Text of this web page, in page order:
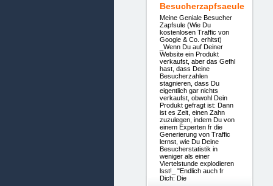
Besucherzapfsaeule
Meine Geniale Besucher
Zapfsule (Wie Du
kostenlosen Traffic von
Google & Co. erhltst)
_Wenn Du auf Deiner
Website ein Produkt
verkaufst, aber das Gefhl
hast, dass Deine
Besucherzahlen
stagnieren, dass Du
eigentlich gar nichts
verkaufst, obwohl Dein
Produkt gefragt ist: Dann
ist es Zeit, einen Zahn
zuzulegen, indem Du von
einem Experten fr die
Generierung von Traffic
lernst, wie Du Deine
Besucherstatistik in
weniger als einer
Viertelstunde explodieren
lsst!_ "Endlich auch fr
Dich: Die